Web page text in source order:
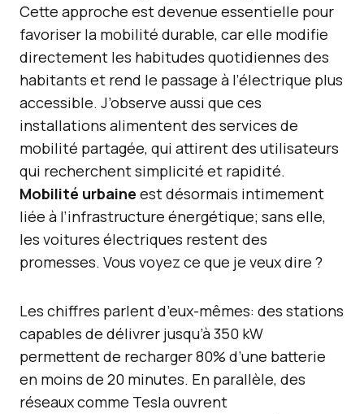
Cette approche est devenue essentielle pour
favoriser la mobilité durable, car elle modifie
directement les habitudes quotidiennes des
habitants et rend le passage à l’électrique plus
accessible. J’observe aussi que ces
installations alimentent des services de
mobilité partagée, qui attirent des utilisateurs
qui recherchent simplicité et rapidité.
Mobilité urbaine est désormais intimement
liée à l’infrastructure énergétique; sans elle,
les voitures électriques restent des
promesses. Vous voyez ce que je veux dire ?
Les chiffres parlent d’eux-mêmes: des stations
capables de délivrer jusqu’à 350 kW
permettent de recharger 80% d’une batterie
en moins de 20 minutes. En parallèle, des
réseaux comme Tesla ouvrent